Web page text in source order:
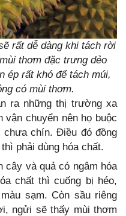
rất dễ dàng khi tách rời
thơm đặc trưng dẻo
ép rất khó để tách múi,
có mùi thơm.
ra những thị trường xa
vận chuyển nên họ buộc
chưa chín. Điều đó đồng
phải dùng hóa chất.
cây và quả có ngâm hóa
chất thì cuống bị héo,
sạm. Còn sầu riêng
ngửi sẽ thấy mùi thơm